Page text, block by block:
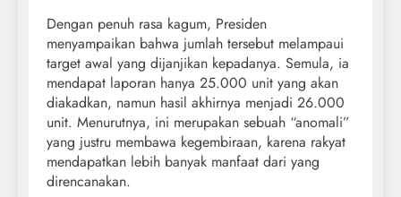
Dengan penuh rasa kagum, Presiden
menyampaikan bahwa jumlah tersebut melampaui
target awal yang dijanjikan kepadanya. Semula, ia
mendapat laporan hanya 25.000 unit yang akan
diakadkan, namun hasil akhirnya menjadi 26.000
unit. Menurutnya, ini merupakan sebuah “anomali”
yang justru membawa kegembiraan, karena rakyat
mendapatkan lebih banyak manfaat dari yang
direncanakan.